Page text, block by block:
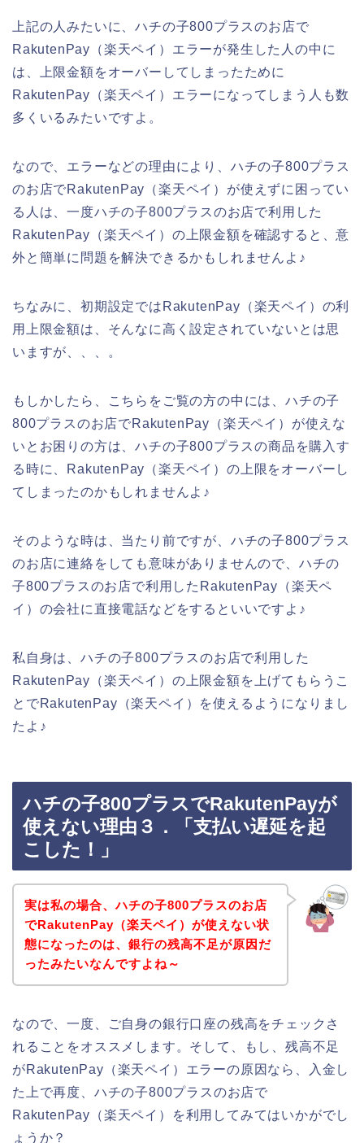
上記の人みたいに、ハチの子800プラスのお店で
RakutenPay（楽天ペイ）エラーが発生した人の中に
は、上限金額をオーバーしてしまったために
RakutenPay（楽天ペイ）エラーになってしまう人も数
多くいるみたいですよ。
なので、エラーなどの理由により、ハチの子800プラス
のお店でRakutenPay（楽天ペイ）が使えずに困ってい
る人は、一度ハチの子800プラスのお店で利用した
RakutenPay（楽天ペイ）の上限金額を確認すると、意
外と簡単に問題を解決できるかもしれませんよ♪
ちなみに、初期設定ではRakutenPay（楽天ペイ）の利
用上限金額は、そんなに高く設定されていないとは思
いますが、、、。
もしかしたら、こちらをご覧の方の中には、ハチの子
800プラスのお店でRakutenPay（楽天ペイ）が使えな
いとお困りの方は、ハチの子800プラスの商品を購入す
る時に、RakutenPay（楽天ペイ）の上限をオーバーし
てしまったのかもしれませんよ♪
そのような時は、当たり前ですが、ハチの子800プラス
のお店に連絡をしても意味がありませんので、ハチの
子800プラスのお店で利用したRakutenPay（楽天ペ
イ）の会社に直接電話などをするといいですよ♪
私自身は、ハチの子800プラスのお店で利用した
RakutenPay（楽天ペイ）の上限金額を上げてもらうこ
とでRakutenPay（楽天ペイ）を使えるようになりまし
たよ♪
ハチの子800プラスでRakutenPayが
使えない理由３．「支払い遅延を起
こした！」
実は私の場合、ハチの子800プラスのお店
でRakutenPay（楽天ペイ）が使えない状
態になったのは、銀行の残高不足が原因だ
ったみたいなんですよね～
なので、一度、ご自身の銀行口座の残高をチェックさ
れることをオススメします。そして、もし、残高不足
がRakutenPay（楽天ペイ）エラーの原因なら、入金し
た上で再度、ハチの子800プラスのお店で
RakutenPay（楽天ペイ）を利用してみてはいかがでし
ょうか？